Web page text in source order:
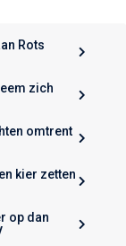
Rots
zich
omtrent
kier zetten
op dan